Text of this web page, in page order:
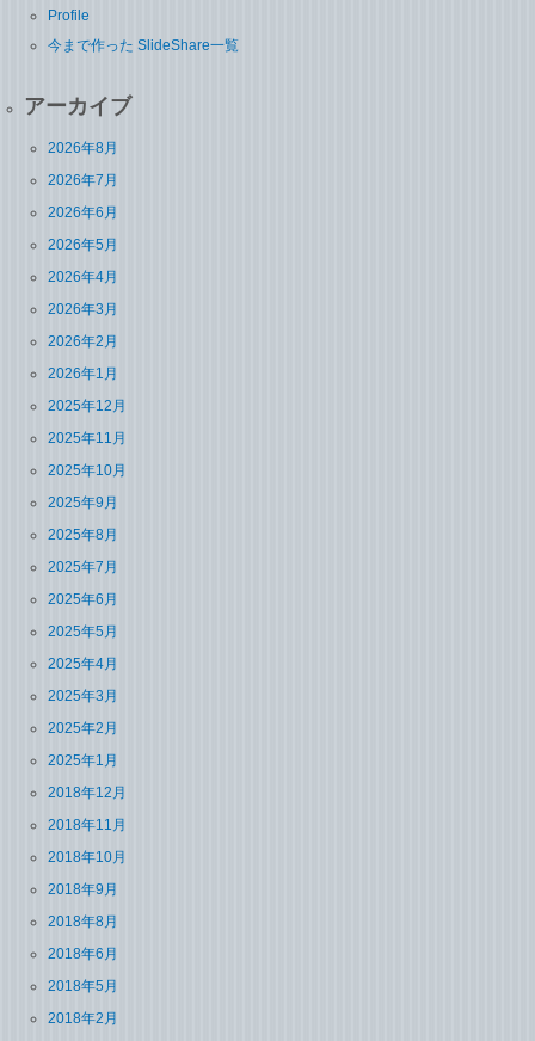
Profile
今まで作った SlideShare一覧
アーカイブ
2026年8月
2026年7月
2026年6月
2026年5月
2026年4月
2026年3月
2026年2月
2026年1月
2025年12月
2025年11月
2025年10月
2025年9月
2025年8月
2025年7月
2025年6月
2025年5月
2025年4月
2025年3月
2025年2月
2025年1月
2018年12月
2018年11月
2018年10月
2018年9月
2018年8月
2018年6月
2018年5月
2018年2月